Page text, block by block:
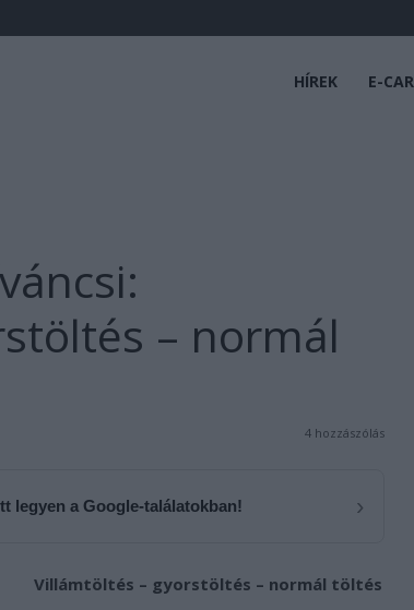
HÍREK E-
– normál
4 hozzászólás
legyen a Google-találatokban! ›
Villámtöltés – gyorstöltés – normál töltés